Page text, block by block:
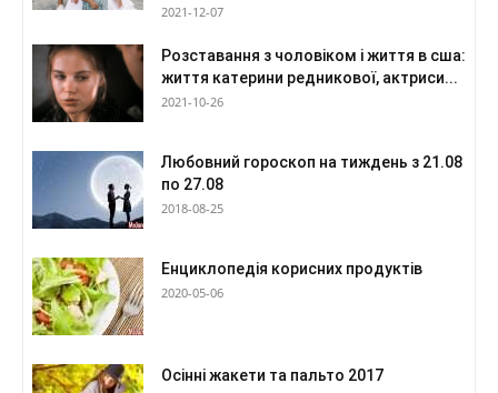
2021-12-07
Розставання з чоловіком і життя в сша:
життя катерини редникової, актриси...
2021-10-26
Любовний гороскоп на тиждень з 21.08
по 27.08
2018-08-25
Енциклопедія корисних продуктів
2020-05-06
Осінні жакети та пальто 2017